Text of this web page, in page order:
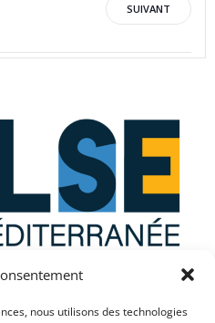
nous utilisons des technologies
navigation
SUIVANT
vous ?